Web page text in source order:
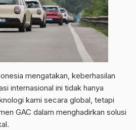
mengatakan, keberhasilan
internasional ini tidak hanya
kami secara global, tetapi
GAC dalam menghadirkan solusi